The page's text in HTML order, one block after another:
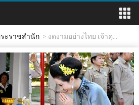
ะราชสำนัก งดงามอย่างไทย เจ้าคุ...